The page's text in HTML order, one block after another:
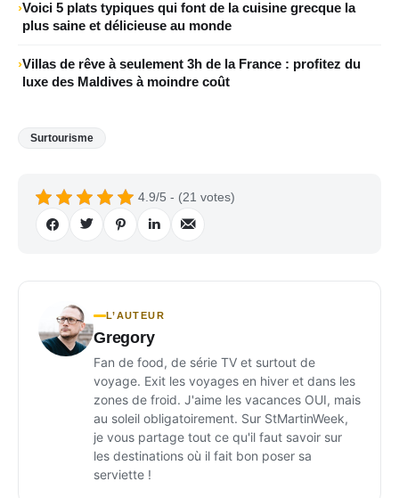
Voici 5 plats typiques qui font de la cuisine grecque la
plus saine et délicieuse au monde
Villas de rêve à seulement 3h de la France : profitez du
luxe des Maldives à moindre coût
Surtourisme
4.9/5 - (21 votes)
L’AUTEUR
Gregory
Fan de food, de série TV et surtout de
voyage. Exit les voyages en hiver et dans les
zones de froid. J'aime les vacances OUI, mais
au soleil obligatoirement. Sur StMartinWeek,
je vous partage tout ce qu'il faut savoir sur
les destinations où il fait bon poser sa
serviette !